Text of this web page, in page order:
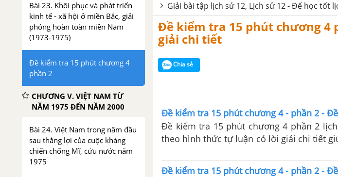
Bài 23. Khôi phục và phát triển
kinh tế - xã hội ở miền Bắc, giải
phóng hoàn toàn miền Nam
(1973-1975)
Đề kiểm tra 15 phút chương 4
phần 2
CHƯƠNG V. VIỆT NAM TỪ
NĂM 1975 ĐẾN NĂM 2000
Bài 24. Việt Nam trong năm đầu
sau thắng lợi của cuộc kháng
chiến chống Mĩ, cứu nước năm
1975
Giải bài tập lịch sử 12, Lịch sử 12 - Để học tốt
Đề kiểm tra 15 phút chương 4
giải chi tiết
Chia sẻ
Đề kiểm tra 15 phút chương 4 - phần 2 -
Đề kiểm tra 15 phút chương 4 phần 2
theo hình thức tự luận có lời giải chi tiết
Đề kiểm tra 15 phút chương 4 - phần 2 -